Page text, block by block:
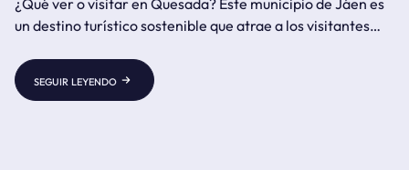
¿Qué ver o visitar en Quesada? Este municipio de Jáen es
un destino turístico sostenible que atrae a los visitantes
natural
seguir leyendo